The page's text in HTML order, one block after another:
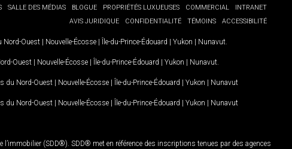
SALLE DES MÉDIAS BLOGUE PROPRIÉTÉS LUXUEUSES COMMERCIAL
INTRANET
AVIS JURIDIQUE
CONFIDENTIALITÉ TÉMOINS ACCESSIBILITÉ
Nord-Ouest | Nouvelle-Écosse | Île-du-Prince-Édouard | Yukon | Nunavut
Ouest | Nouvelle-Écosse | Île-du-Prince-Édouard | Yukon | Nunavut
du Nord-Ouest | Nouvelle-Écosse | Île-du-Prince-Édouard | Yukon | Nunavut
du Nord-Ouest | Nouvelle-Écosse | Île-du-Prince-Édouard | Yukon | Nunavut
(SDD®). SDD® met en référence des inscriptions tenues par des agences